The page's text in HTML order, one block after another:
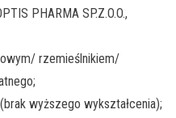
PHARMA SP.Z.O.O.,
rzemieślnikiem/
wyższego wykształcenia);